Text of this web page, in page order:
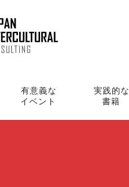
有意義な
イベント
実践的な
書籍